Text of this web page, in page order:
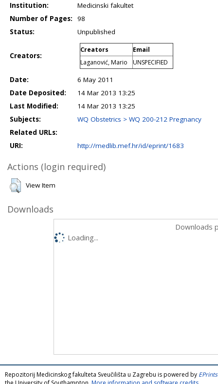
Institution:
Medicinski fakultet
Number of Pages:
98
Status:
Unpublished
Creators:
Creators
Email
Laganović, Mario
UNSPECIFIED
Date:
6 May 2011
Date Deposited:
14 Mar 2013 13:25
Last Modified:
14 Mar 2013 13:25
Subjects:
WQ Obstetrics > WQ 200-212 Pregnancy
Related URLs:
URI:
http://medlib.mef.hr/id/eprint/1683
Actions (login required)
View Item
Downloads
Downloads
Loading...
Repozitorij Medicinskog fakulteta Sveučilišta u Zagrebu is powered by